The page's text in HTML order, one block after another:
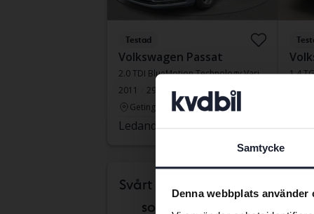
Samtycke
Denna webbplats använder
Testad
Volkswagen Passat
2.0 TDI BlueMotion Technology Variant 4Motion
2011
29 947 mil
Diesel
Getinge
Ledande bud
1.4
Svårt att veta vilken bil
som passar dig?